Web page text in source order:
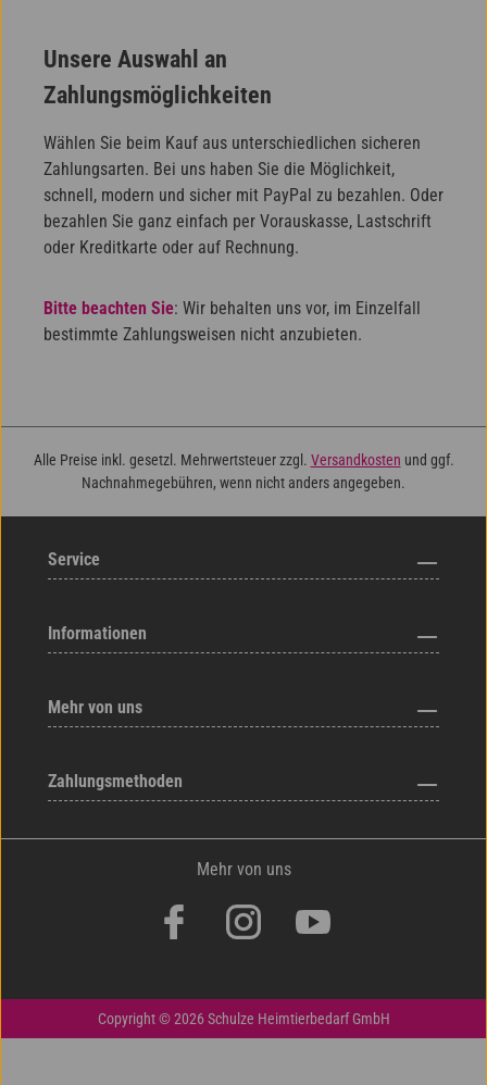
Unsere Auswahl an
Zahlungsmöglichkeiten
Wählen Sie beim Kauf aus unterschiedlichen sicheren
Zahlungsarten. Bei uns haben Sie die Möglichkeit,
schnell, modern und sicher mit PayPal zu bezahlen. Oder
bezahlen Sie ganz einfach per Vorauskasse, Lastschrift
oder Kreditkarte oder auf Rechnung.
Bitte beachten Sie: Wir behalten uns vor, im Einzelfall
bestimmte Zahlungsweisen nicht anzubieten.
Alle Preise inkl. gesetzl. Mehrwertsteuer zzgl. Versandkosten und ggf.
Nachnahmegebühren, wenn nicht anders angegeben.
Service
Informationen
Mehr von uns
Zahlungsmethoden
Mehr von uns
Copyright © 2026 Schulze Heimtierbedarf GmbH